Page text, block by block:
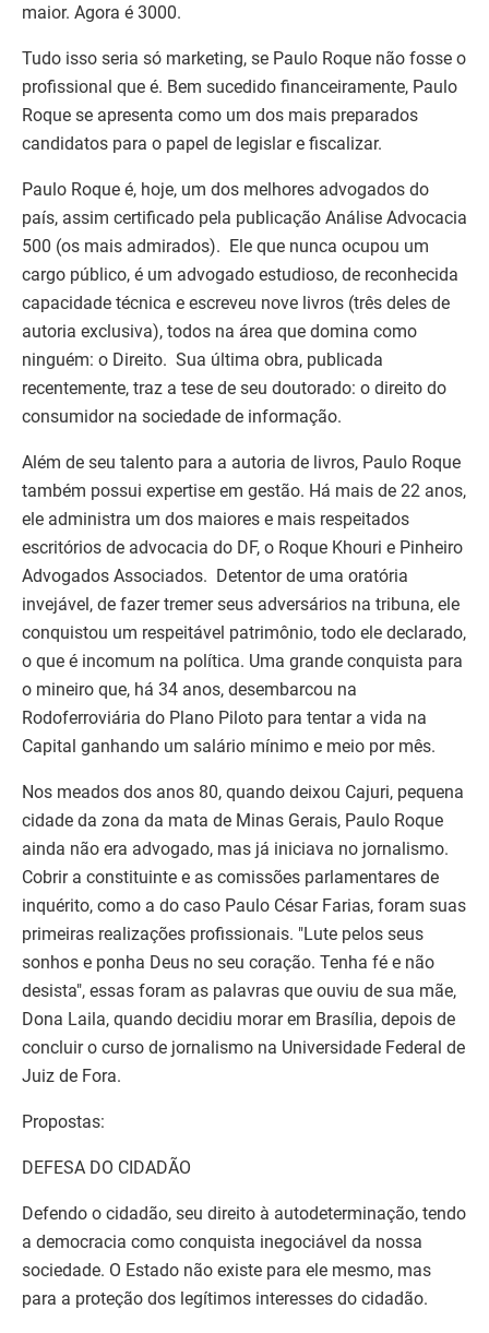
maior. Agora é 3000.
Tudo isso seria só marketing, se Paulo Roque não fosse o
profissional que é. Bem sucedido financeiramente, Paulo
Roque se apresenta como um dos mais preparados
candidatos para o papel de legislar e fiscalizar.
Paulo Roque é, hoje, um dos melhores advogados do
país, assim certificado pela publicação Análise Advocacia
500 (os mais admirados). Ele que nunca ocupou um
cargo público, é um advogado estudioso, de reconhecida
capacidade técnica e escreveu nove livros (três deles de
autoria exclusiva), todos na área que domina como
ninguém: o Direito. Sua última obra, publicada
recentemente, traz a tese de seu doutorado: o direito do
consumidor na sociedade de informação.
Além de seu talento para a autoria de livros, Paulo Roque
também possui expertise em gestão. Há mais de 22 anos,
ele administra um dos maiores e mais respeitados
escritórios de advocacia do DF, o Roque Khouri e Pinheiro
Advogados Associados. Detentor de uma oratória
invejável, de fazer tremer seus adversários na tribuna, ele
conquistou um respeitável patrimônio, todo ele declarado,
o que é incomum na política. Uma grande conquista para
o mineiro que, há 34 anos, desembarcou na
Rodoferroviária do Plano Piloto para tentar a vida na
Capital ganhando um salário mínimo e meio por mês.
Nos meados dos anos 80, quando deixou Cajuri, pequena
cidade da zona da mata de Minas Gerais, Paulo Roque
ainda não era advogado, mas já iniciava no jornalismo.
Cobrir a constituinte e as comissões parlamentares de
inquérito, como a do caso Paulo César Farias, foram suas
primeiras realizações profissionais. "Lute pelos seus
sonhos e ponha Deus no seu coração. Tenha fé e não
desista", essas foram as palavras que ouviu de sua mãe,
Dona Laila, quando decidiu morar em Brasília, depois de
concluir o curso de jornalismo na Universidade Federal de
Juiz de Fora.
Propostas:
DEFESA DO CIDADÃO
Defendo o cidadão, seu direito à autodeterminação, tendo
a democracia como conquista inegociável da nossa
sociedade. O Estado não existe para ele mesmo, mas
para a proteção dos legítimos interesses do cidadão.